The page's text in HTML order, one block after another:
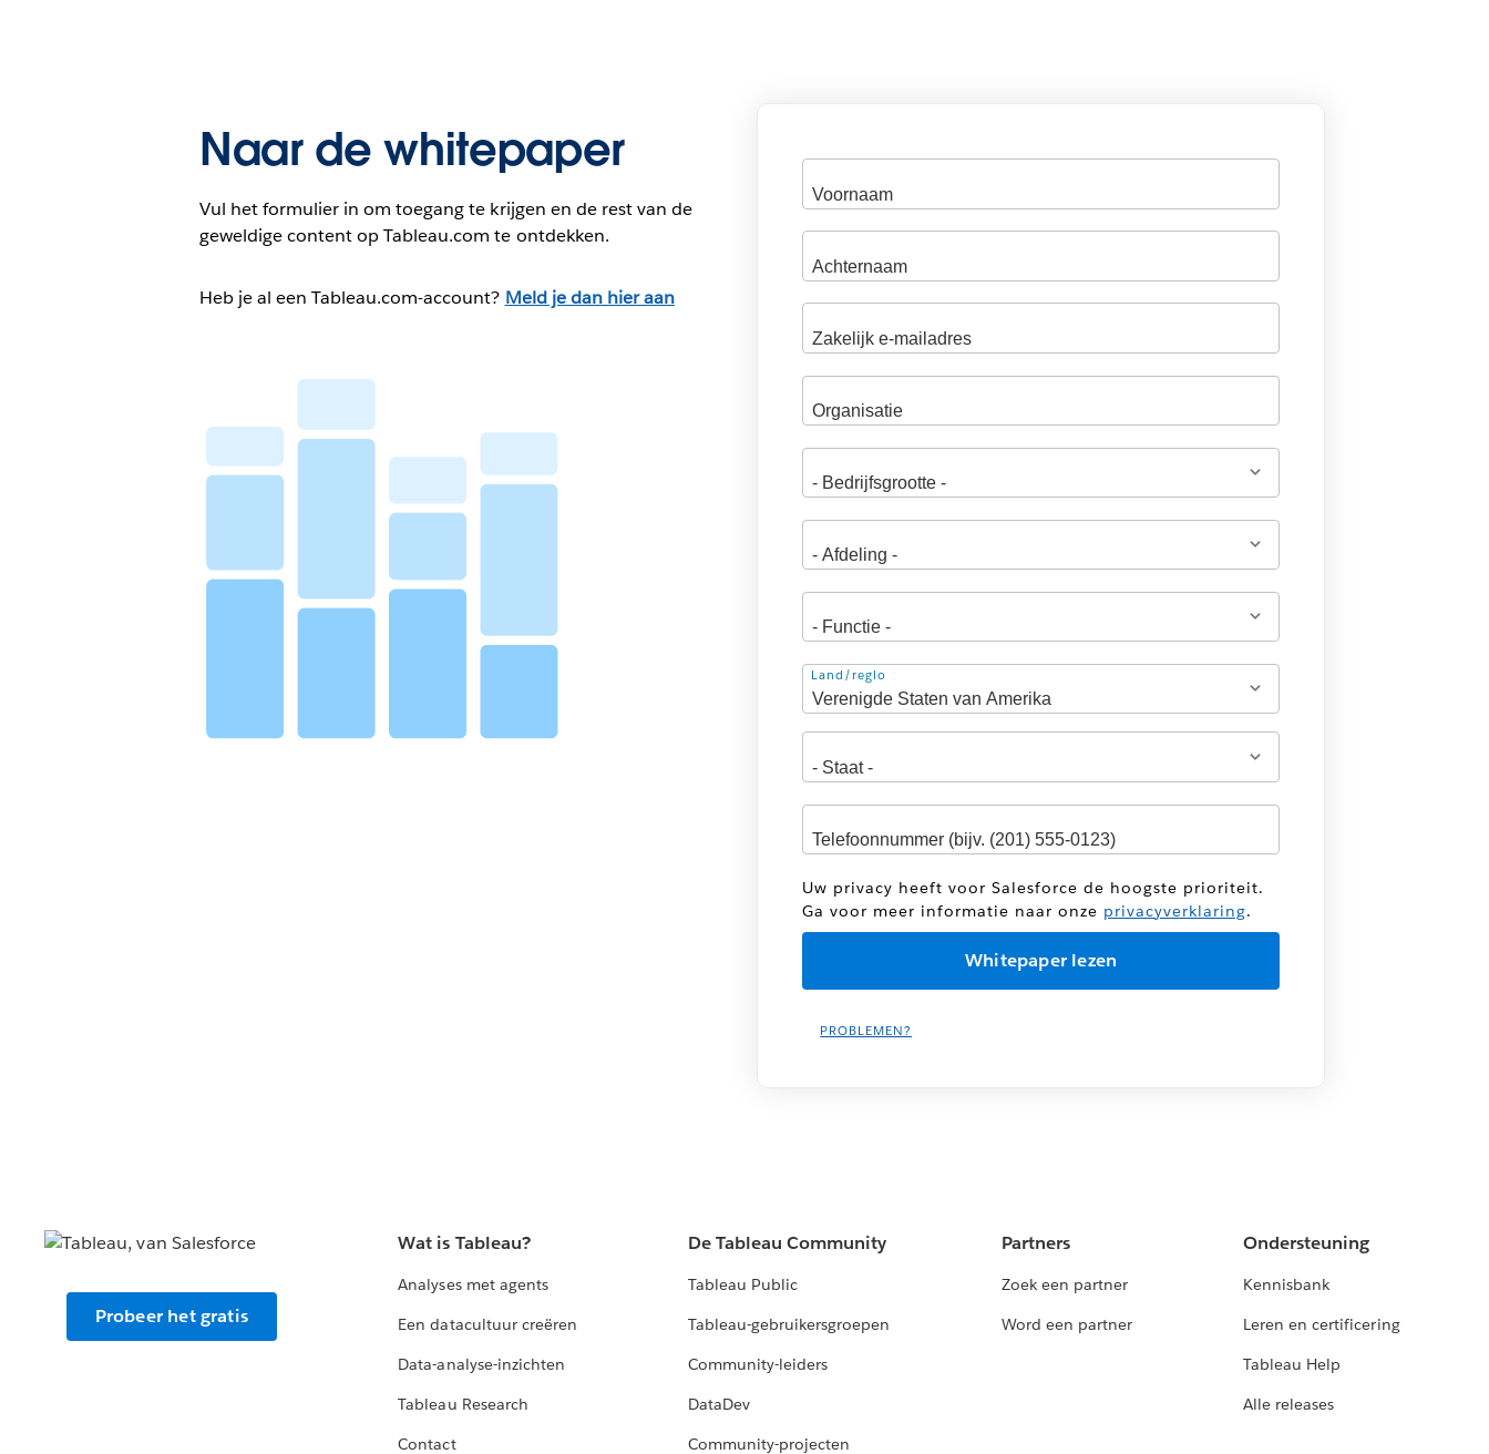
Naar de whitepaper
Vul het formulier in om toegang te krijgen en de rest van de
geweldige content op Tableau.com te ontdekken.
Heb je al een Tableau.com-account? Meld je dan hier aan
Adres
Land/regio
Uw privacy heeft voor Salesforce de hoogste prioriteit.
Ga voor meer informatie naar onze privacyverklaring.
PROBLEMEN?
Probeer het gratis
Wat is Tableau?
Analyses met agents
Een datacultuur creëren
Data-analyse-inzichten
Tableau Research
Contact
De Tableau Community
Tableau Public
Tableau-gebruikersgroepen
Community-leiders
DataDev
Community-projecten
Partners
Zoek een partner
Word een partner
Ondersteuning
Kennisbank
Leren en certificering
Tableau Help
Alle releases